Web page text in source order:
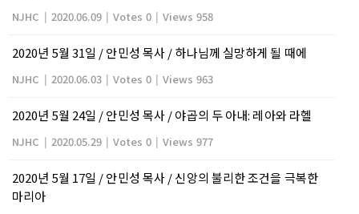
NJHC | 2020.06.09 | Votes 0 | Views 958
2020년 5월 31일 / 안민성 목사 / 하나님께 실망하게 될 때에
NJHC | 2020.06.03 | Votes 0 | Views 963
2020년 5월 24일 / 안민성 목사 / 야곱의 두 아내: 레아와 라헬
NJHC | 2020.05.29 | Votes 0 | Views 977
2020년 5월 17일 / 안민성 목사 / 신앙의 불리한 조건을 극복한
마리아